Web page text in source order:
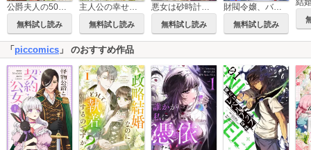
公爵夫人の50のお茶レシピ【タテヨミ】
無料試し読み
主人公の幸せ、私が責任を取ります【タテヨミ】
無料試し読み
悪女は砂時計をひっくり返す
無料試し読み
財閥令嬢、バッドエンドを回避する
無料試し読み
「 piccomics 」 のおすすめ作品